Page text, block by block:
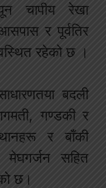
चापीय रेखा
र पूर्वतिर
रहेको छ ।
बदली
गण्डकी र
र बाँकी
मेघगर्जन सहित
छ।